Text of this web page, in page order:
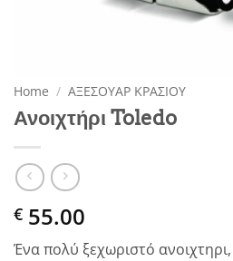
Home / ΑΞΕΣΟΥΑΡ ΚΡΑΣΙΟΥ
Ανοιχτήρι Toledo
€ 55.00
Ένα πολύ ξεχωριστό